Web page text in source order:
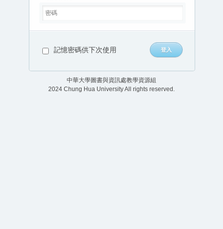
記憶密碼供下次使用
中華大學圖書與資訊處教學資源組
2024 Chung Hua University All rights reserved.